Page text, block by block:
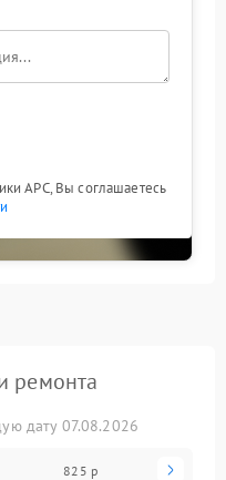
APC, Вы соглашаетесь
ремонта
дату 07.08.2026
825 р